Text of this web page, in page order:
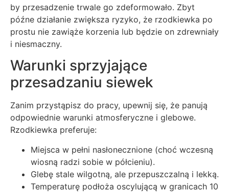
by przesadzenie trwale go zdeformowało. Zbyt
późne działanie zwiększa ryzyko, że rzodkiewka po
prostu nie zawiąże korzenia lub będzie on zdrewniały
i niesmaczny.
Warunki sprzyjające
przesadzaniu siewek
Zanim przystąpisz do pracy, upewnij się, że panują
odpowiednie warunki atmosferyczne i glebowe.
Rzodkiewka preferuje:
Miejsca w pełni nasłonecznione (choć wczesną
wiosną radzi sobie w półcieniu).
Glebę stale wilgotną, ale przepuszczalną i lekką.
Temperaturę podłoża oscylującą w granicach 10